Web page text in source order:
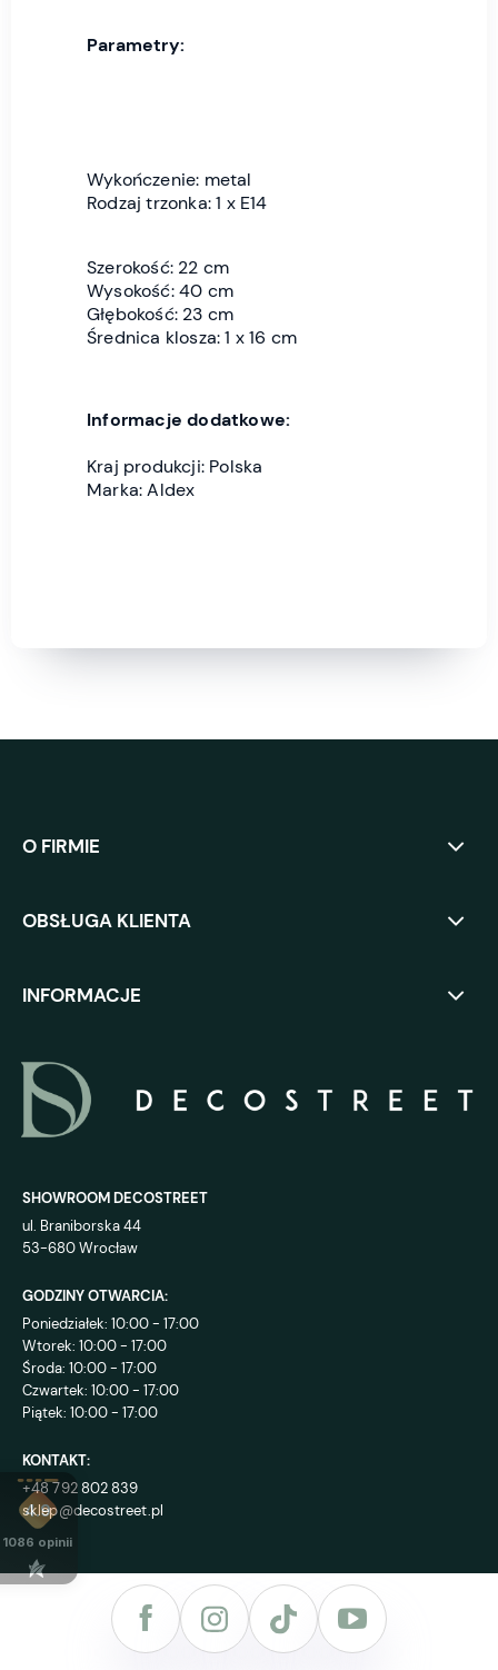
Parametry:
Wykończenie: metal
Rodzaj trzonka: 1 x E14
Szerokość: 22 cm
Wysokość: 40 cm
Głębokość: 23 cm
Średnica klosza: 1 x 16 cm
Informacje dodatkowe:
Kraj produkcji: Polska
Marka: Aldex
O FIRMIE
OBSŁUGA KLIENTA
INFORMACJE
SHOWROOM DECOSTREET
ul. Braniborska 44
53-680 Wrocław
GODZINY OTWARCIA:
Poniedziałek: 10:00 - 17:00
Wtorek: 10:00 - 17:00
Środa: 10:00 - 17:00
Czwartek: 10:00 - 17:00
Piątek: 10:00 - 17:00
KONTAKT:
+48 792 802 839
sklep@decostreet.pl
4.9
1086 opinii